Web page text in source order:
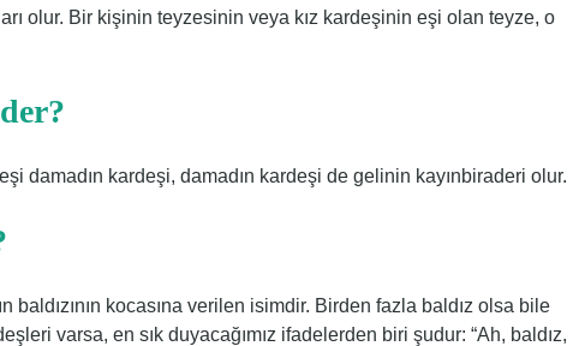
olur. Bir kişinin teyzesinin veya kız kardeşinin eşi olan teyze, o
damadın kardeşi, damadın kardeşi de gelinin kayınbiraderi olur.
baldızının kocasına verilen isimdir. Birden fazla baldız olsa bile
varsa, en sık duyacağımız ifadelerden biri şudur: “Ah, baldız,